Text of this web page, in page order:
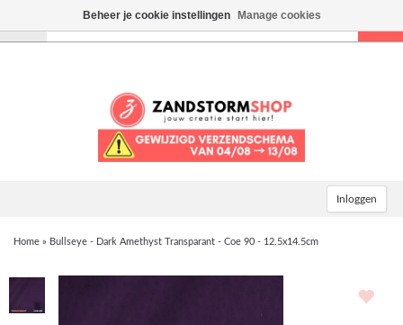
Inloggen
Home » Bullseye - Dark Amethyst Transparant - Coe 90 - 12.5x14.5cm
Beheer je cookie instellingen Manage cookies